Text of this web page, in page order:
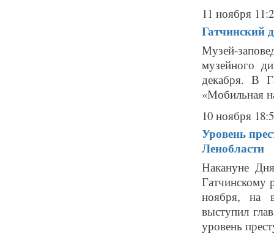
11 ноября
Гатчинский
Музей-
музейного
декабря. В
«Мобильная
10 ноября
Уровень
Ленобласти
Накануне
Гатчинскому
ноября, на
выступил
уровень